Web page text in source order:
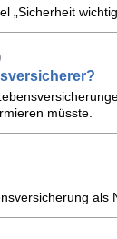
„Sicherheit
müsste.
als